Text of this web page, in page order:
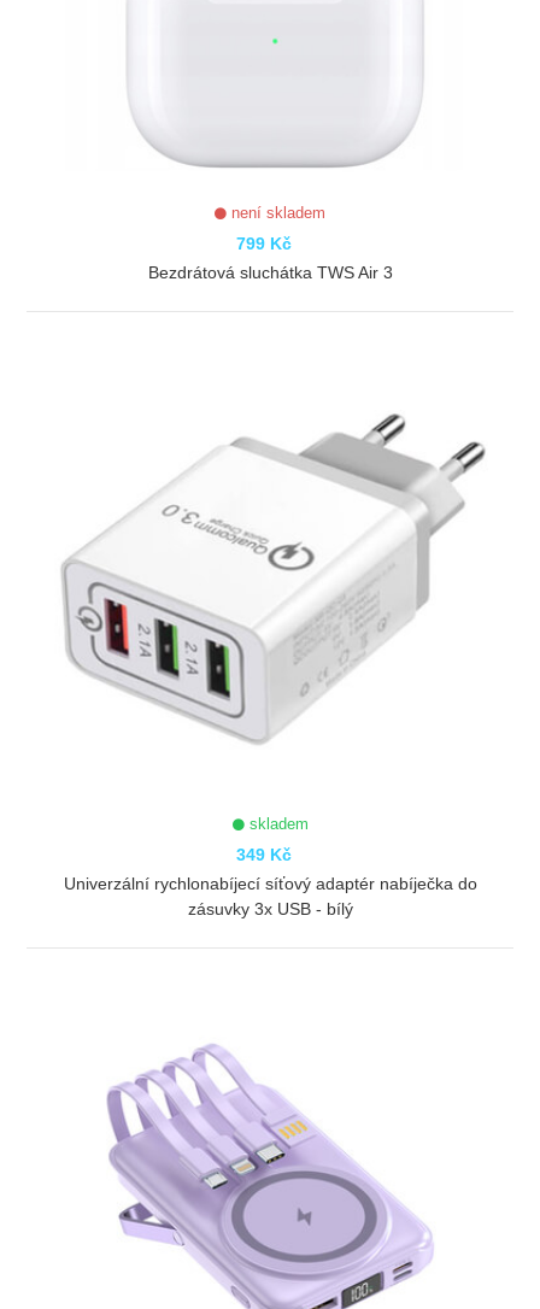
není skladem
799 Kč
Bezdrátová sluchátka TWS Air 3
skladem
349 Kč
Univerzální rychlonabíjecí síťový adaptér nabíječka do
zásuvky 3x USB - bílý